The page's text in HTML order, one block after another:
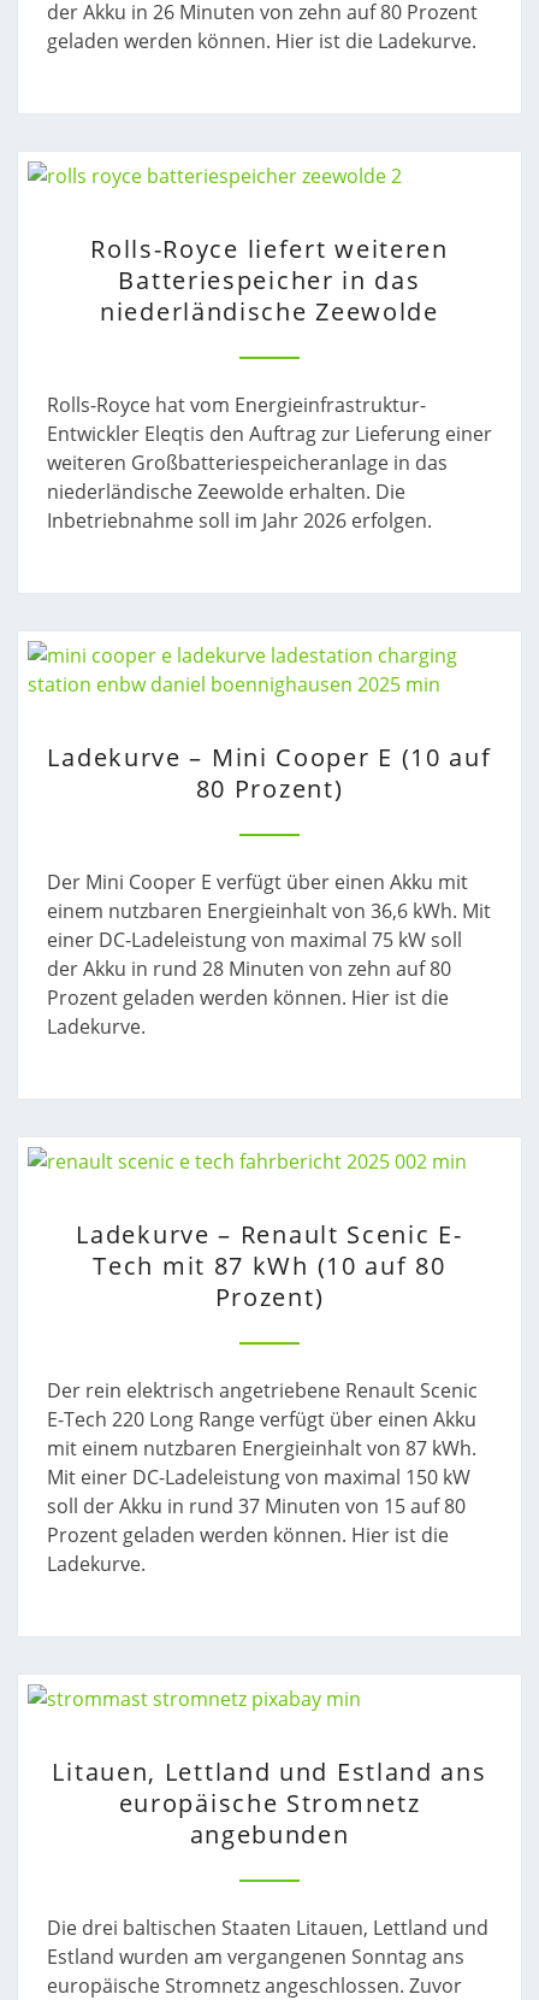
KWH
(10
PROZENT)
der Akku in 26 Minuten von zehn auf 80 Prozent
geladen werden können. Hier ist die Ladekurve.
ROYCE
LIEFERT
WEITEREN
IN
DAS
NIEDERLÄNDISCHE
ZEEWOLDE
Rolls-Royce liefert weiteren
Batteriespeicher in das
niederländische Zeewolde
Rolls-Royce hat vom Energieinfrastruktur-
Entwickler Eleqtis den Auftrag zur Lieferung einer
weiteren Großbatteriespeicheranlage in das
niederländische Zeewolde erhalten. Die
Inbetriebnahme soll im Jahr 2026 erfolgen.
–
MINI
(10
AUF
80
PROZENT)
Ladekurve – Mini Cooper E (10 auf
80 Prozent)
Der Mini Cooper E verfügt über einen Akku mit
einem nutzbaren Energieinhalt von 36,6 kWh. Mit
einer DC-Ladeleistung von maximal 75 kW soll
der Akku in rund 28 Minuten von zehn auf 80
Prozent geladen werden können. Hier ist die
Ladekurve.
–
RENAULT
SCENIC
TECH
MIT
87
KWH
(10
AUF
80
Ladekurve – Renault Scenic E-
Tech mit 87 kWh (10 auf 80
Prozent)
Der rein elektrisch angetriebene Renault Scenic
E-Tech 220 Long Range verfügt über einen Akku
mit einem nutzbaren Energieinhalt von 87 kWh.
Mit einer DC-Ladeleistung von maximal 150 kW
soll der Akku in rund 37 Minuten von 15 auf 80
Prozent geladen werden können. Hier ist die
Ladekurve.
LETTLAND
UND
ESTLAND
EUROPÄISCHE
STROMNETZ
ANGEBUNDEN
Litauen, Lettland und Estland ans
europäische Stromnetz
angebunden
Die drei baltischen Staaten Litauen, Lettland und
Estland wurden am vergangenen Sonntag ans
europäische Stromnetz angeschlossen. Zuvor